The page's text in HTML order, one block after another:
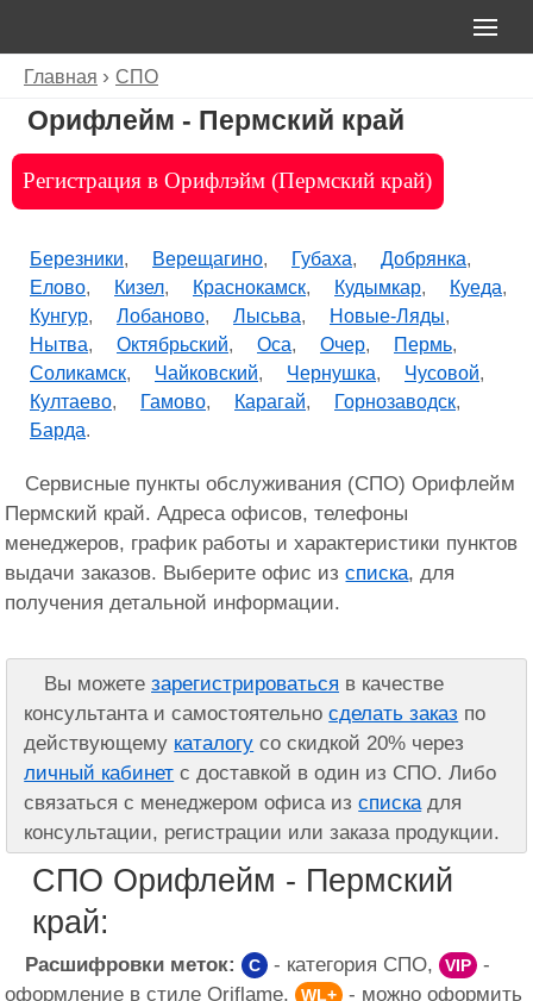
Главная СПО
Орифлейм - Пермский край
Регистрация в Орифлэйм (Пермский край)
Березники Верещагино Губаха
Добрянка
Елово
Кизел Краснокамск Кудымкар
Куеда
Кунгур
Лобаново Лысьва
Новые-Ляды
Нытва
Октябрьский Оса Очер
Пермь
Соликамск
Чайковский Чернушка
Чусовой
Култаево
Гамово Карагай
Горнозаводск
Барда
Сервисные пункты обслуживания (СПО) Орифлейм
Пермский край. Адреса офисов, телефоны
менеджеров, график работы и характеристики пунктов
выдачи заказов. Выберите офис изсписка, для
получения детальной информации.
Вы можетезарегистрироваться в качестве
консультанта и самостоятельносделать заказ по
действующему каталогу со скидкой 20% через
личный кабинет с доставкой в один из СПО. Либо
связаться с менеджером офиса изспискадля
консультации, регистрации или заказа продукции.
СПО Орифлейм - Пермский
край:
Расшифровки меток: C - категория СПО, VIP
-
оформление в стиле Oriflame, WL+
- можно оформить